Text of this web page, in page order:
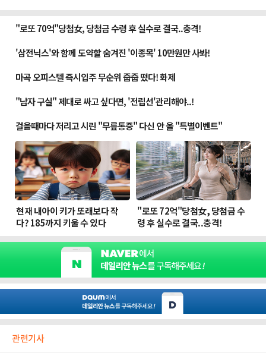
관련기사